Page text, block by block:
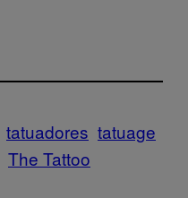
tatuadores tatuage
The Tattoo